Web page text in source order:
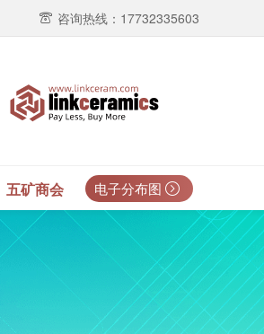
咨询热线：17732335603
五矿商会 电子分布图